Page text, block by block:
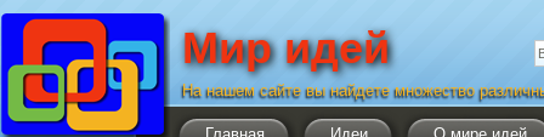
Мир идей
На нашем сайте вы найдете множество